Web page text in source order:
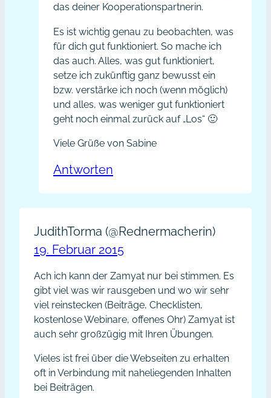
das deiner Kooperationspartnerin.
Es ist wichtig genau zu beobachten, was
für dich gut funktioniert. So mache ich
das auch. Alles, was gut funktioniert,
setze ich zukünftig ganz bewusst ein
bzw. verstärke ich noch (wenn möglich)
und alles, was weniger gut funktioniert
geht noch einmal zurück auf „Los“ 🙂
Viele Grüße von Sabine
Antworten
JudithTorma (@Rednermacherin)
19. Februar 2015
Ach ich kann der Zamyat nur bei stimmen. Es
gibt viel was wir rausgeben und wo wir sehr
viel reinstecken (Beiträge, Checklisten,
kostenlose Webinare, offenes Ohr) Zamyat ist
auch sehr großzügig mit Ihren Übungen.
Vieles ist frei über die Webseiten zu erhalten
oft in Verbindung mit naheliegenden Inhalten
bei Beiträgen.